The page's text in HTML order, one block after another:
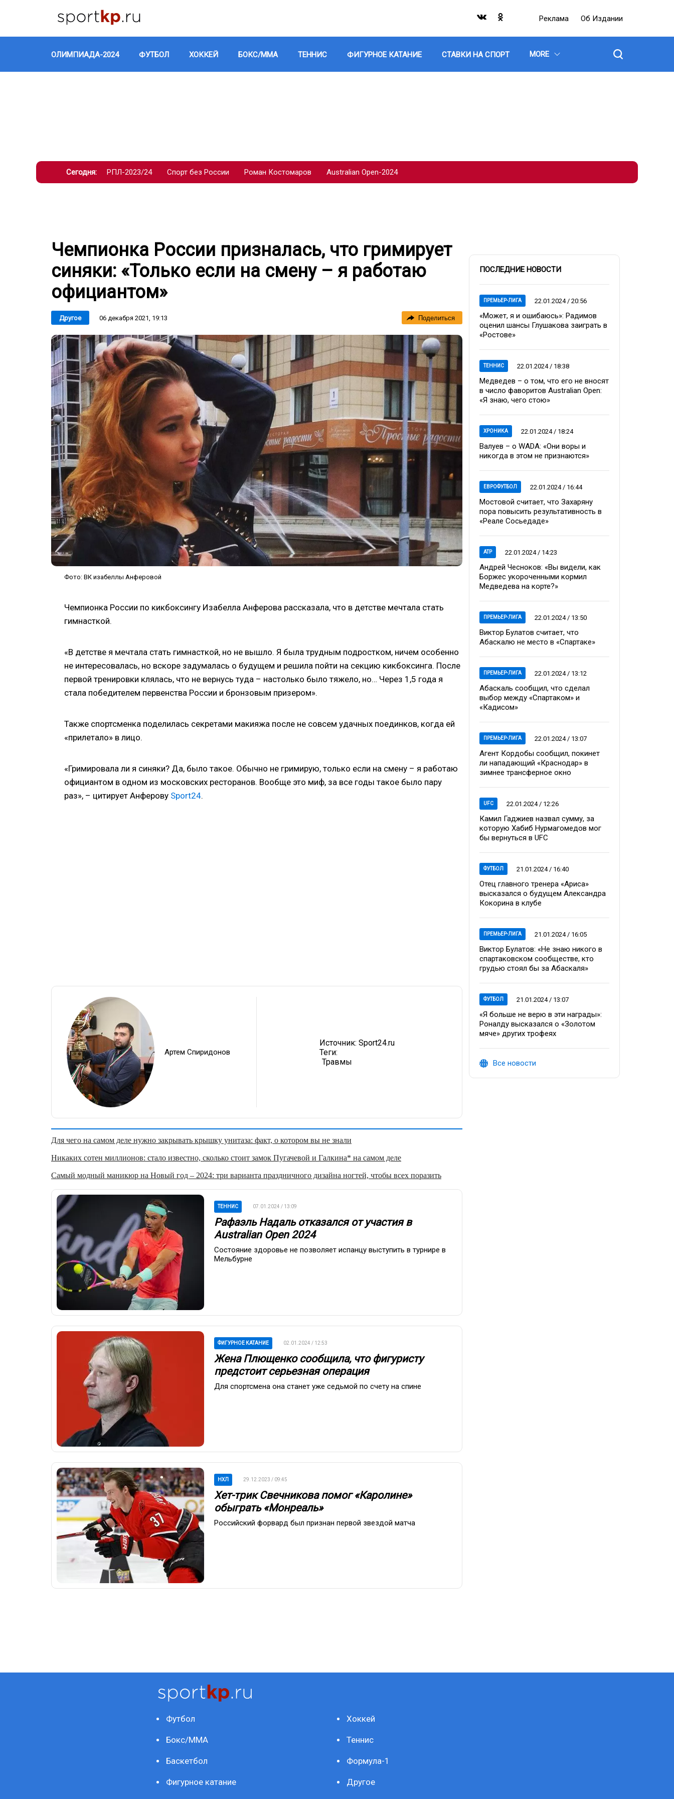
Реклама Об Издании
ОЛИМПИАДА-2024 ФУТБОЛ ХОККЕЙ БОКС/ММА ТЕННИС ФИГУРНОЕ КАТАНИЕ СТАВКИ НА СПОРТ MORE
Сегодня: РПЛ-2023/24 Спорт без России Роман Костомаров Australian Open-2024
Чемпионка России призналась, что гримирует
синяки: «Только если на смену – я работаю
официантом»
Другое 06 декабря 2021, 19:13 Поделиться
Фото: ВК изабеллы Анферовой
Чемпионка России по кикбоксингу Изабелла Анферова рассказала, что в детстве мечтала стать
гимнасткой.
«В детстве я мечтала стать гимнасткой, но не вышло. Я была трудным подростком, ничем особенно
не интересовалась, но вскоре задумалась о будущем и решила пойти на секцию кикбоксинга. После
первой тренировки клялась, что не вернусь туда – настолько было тяжело, но… Через 1,5 года я
стала победителем первенства России и бронзовым призером».
Также спортсменка поделилась секретами макияжа после не совсем удачных поединков, когда ей
«прилетало» в лицо.
«Гримировала ли я синяки? Да, было такое. Обычно не гримирую, только если на смену – я работаю
официантом в одном из московских ресторанов. Вообще это миф, за все годы такое было пару
раз», – цитирует Анферову Sport24.
Артем Спиридонов
Источник: Sport24.ru
Теги:
Травмы
Для чего на самом деле нужно закрывать крышку унитаза: факт, о котором вы не знали
Никаких сотен миллионов: стало известно, сколько стоит замок Пугачевой и Галкина* на самом деле
Самый модный маникюр на Новый год – 2024: три варианта праздничного дизайна ногтей, чтобы всех поразить
ТЕННИС 07.01.2024 / 13:09
Рафаэль Надаль отказался от участия в
Australian Open 2024
Состояние здоровье не позволяет испанцу выступить в турнире в
Мельбурне
ФИГУРНОЕ КАТАНИЕ 02.01.2024 / 12:53
Жена Плющенко сообщила, что фигуристу
предстоит серьезная операция
Для спортсмена она станет уже седьмой по счету на спине
НХЛ 29.12.2023 / 09:45
Хет-трик Свечникова помог «Каролине»
обыграть «Монреаль»
Российский форвард был признан первой звездой матча
ПОСЛЕДНИЕ НОВОСТИ
ПРЕМЬЕР-ЛИГА 22.01.2024 / 20:56
«Может, я и ошибаюсь»: Радимов
оценил шансы Глушакова заиграть в
«Ростове»
ТЕННИС 22.01.2024 / 18:38
Медведев – о том, что его не вносят
в число фаворитов Australian Open:
«Я знаю, чего стою»
ХРОНИКА 22.01.2024 / 18:24
Валуев – о WADA: «Они воры и
никогда в этом не признаются»
ЕВРОФУТБОЛ 22.01.2024 / 16:44
Мостовой считает, что Захаряну
пора повысить результативность в
«Реале Сосьедаде»
ATP 22.01.2024 / 14:23
Андрей Чесноков: «Вы видели, как
Боржес укороченными кормил
Медведева на корте?»
ПРЕМЬЕР-ЛИГА 22.01.2024 / 13:50
Виктор Булатов считает, что
Абаскалю не место в «Спартаке»
ПРЕМЬЕР-ЛИГА 22.01.2024 / 13:12
Абаскаль сообщил, что сделал
выбор между «Спартаком» и
«Кадисом»
ПРЕМЬЕР-ЛИГА 22.01.2024 / 13:07
Агент Кордобы сообщил, покинет
ли нападающий «Краснодар» в
зимнее трансферное окно
UFC 22.01.2024 / 12:26
Камил Гаджиев назвал сумму, за
которую Хабиб Нурмагомедов мог
бы вернуться в UFC
ФУТБОЛ 21.01.2024 / 16:40
Отец главного тренера «Ариса»
высказался о будущем Александра
Кокорина в клубе
ПРЕМЬЕР-ЛИГА 21.01.2024 / 16:05
Виктор Булатов: «Не знаю никого в
спартаковском сообществе, кто
грудью стоял бы за Абаскаля»
ФУТБОЛ 21.01.2024 / 13:07
«Я больше не верю в эти награды»:
Роналду высказался о «Золотом
мяче» других трофеях
Все новости
Футбол Хоккей
Бокс/ММА Теннис
Баскетбол Формула-1
Фигурное катание Другое